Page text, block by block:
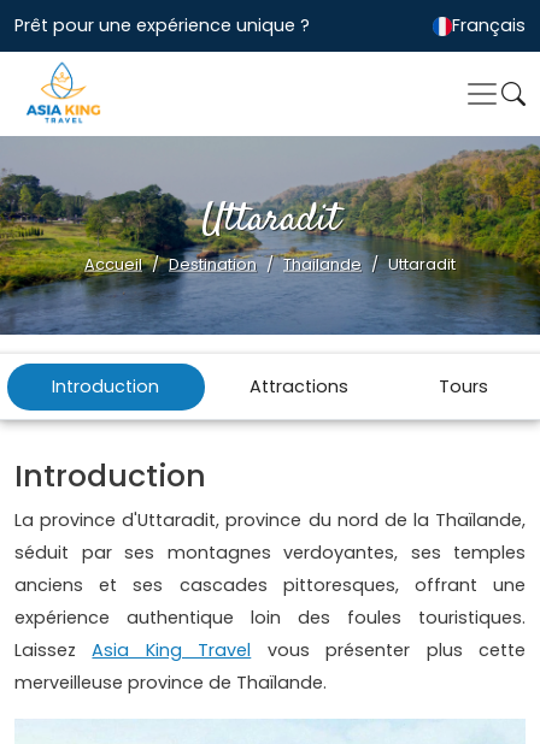
Prêt pour une expérience unique ? Français
Uttaradit
Accueil Destination Thailande Uttaradit
Introduction Attractions Tours
Introduction
La province d'Uttaradit, province du nord de la Thaïlande,
séduit par ses montagnes verdoyantes, ses temples
anciens et ses cascades pittoresques, offrant une
expérience authentique loin des foules touristiques.
LaissezAsia King Travel vous présenter plus cette
merveilleuse province de Thaïlande.